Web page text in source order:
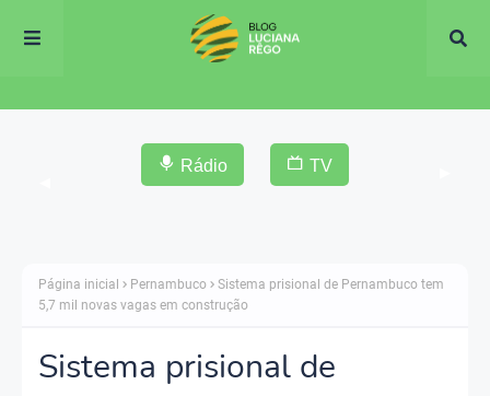
Rádio TV
Página inicial Pernambuco
Sistema prisional de Pernambuco tem
5,7 mil novas vagas em construção
Sistema prisional de